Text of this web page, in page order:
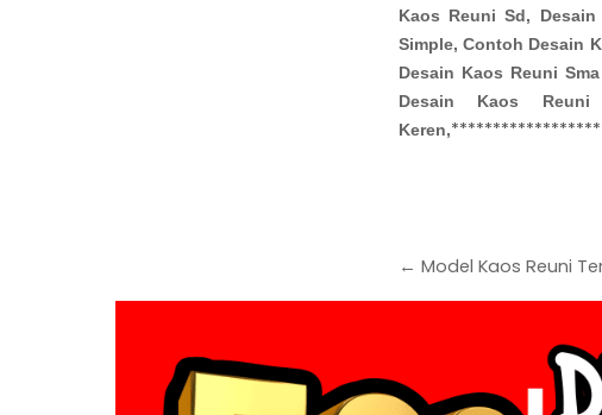
Kaos Reuni Sd,
Simple, Contoh Desain
Desain Kaos Reuni
Desain Kaos
Keren,
← Model Kaos Reuni